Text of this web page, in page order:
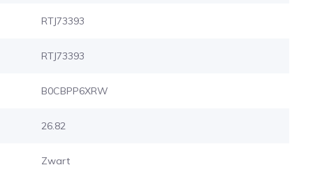
RTJ73393
RTJ73393
B0CBPP6XRW
26.82
Zwart